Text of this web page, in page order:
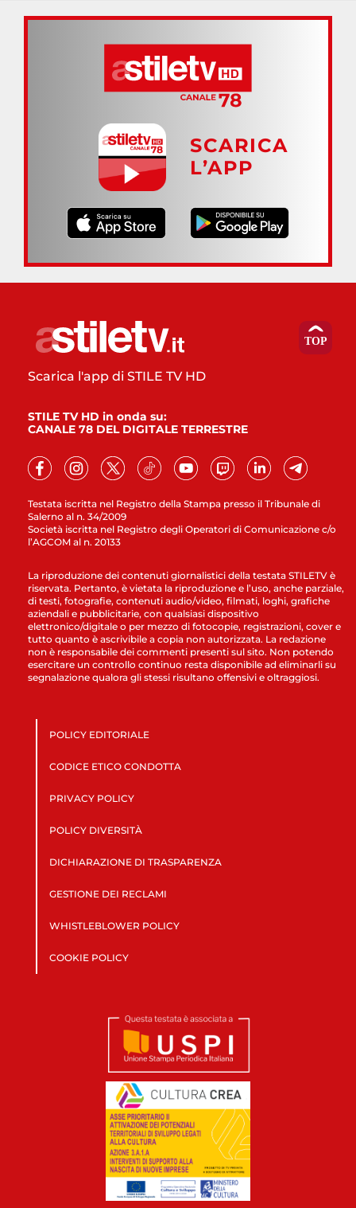
SCARICA
L’APP
Testata iscritta nel Registro della Stampa presso il Tribunale di
Salerno al n. 34/2009
Società iscritta nel Registro degli Operatori di Comunicazione c/o
l’AGCOM al n. 20133
Scarica l'app di STILE TV HD
STILE TV HD in onda su:
CANALE 78 DEL DIGITALE TERRESTRE
La riproduzione dei contenuti giornalistici della testata STILETV è
riservata. Pertanto, è vietata la riproduzione e l’uso, anche parziale,
di testi, fotografie, contenuti audio/video, filmati, loghi, grafiche
aziendali e pubblicitarie, con qualsiasi dispositivo
elettronico/digitale o per mezzo di fotocopie, registrazioni, cover e
tutto quanto è ascrivibile a copia non autorizzata. La redazione
non è responsabile dei commenti presenti sul sito. Non potendo
esercitare un controllo continuo resta disponibile ad eliminarli su
segnalazione qualora gli stessi risultano offensivi e oltraggiosi.
POLICY EDITORIALE
CODICE ETICO CONDOTTA
PRIVACY POLICY
POLICY DIVERSITÀ
DICHIARAZIONE DI TRASPARENZA
GESTIONE DEI RECLAMI
WHISTLEBLOWER POLICY
COOKIE POLICY